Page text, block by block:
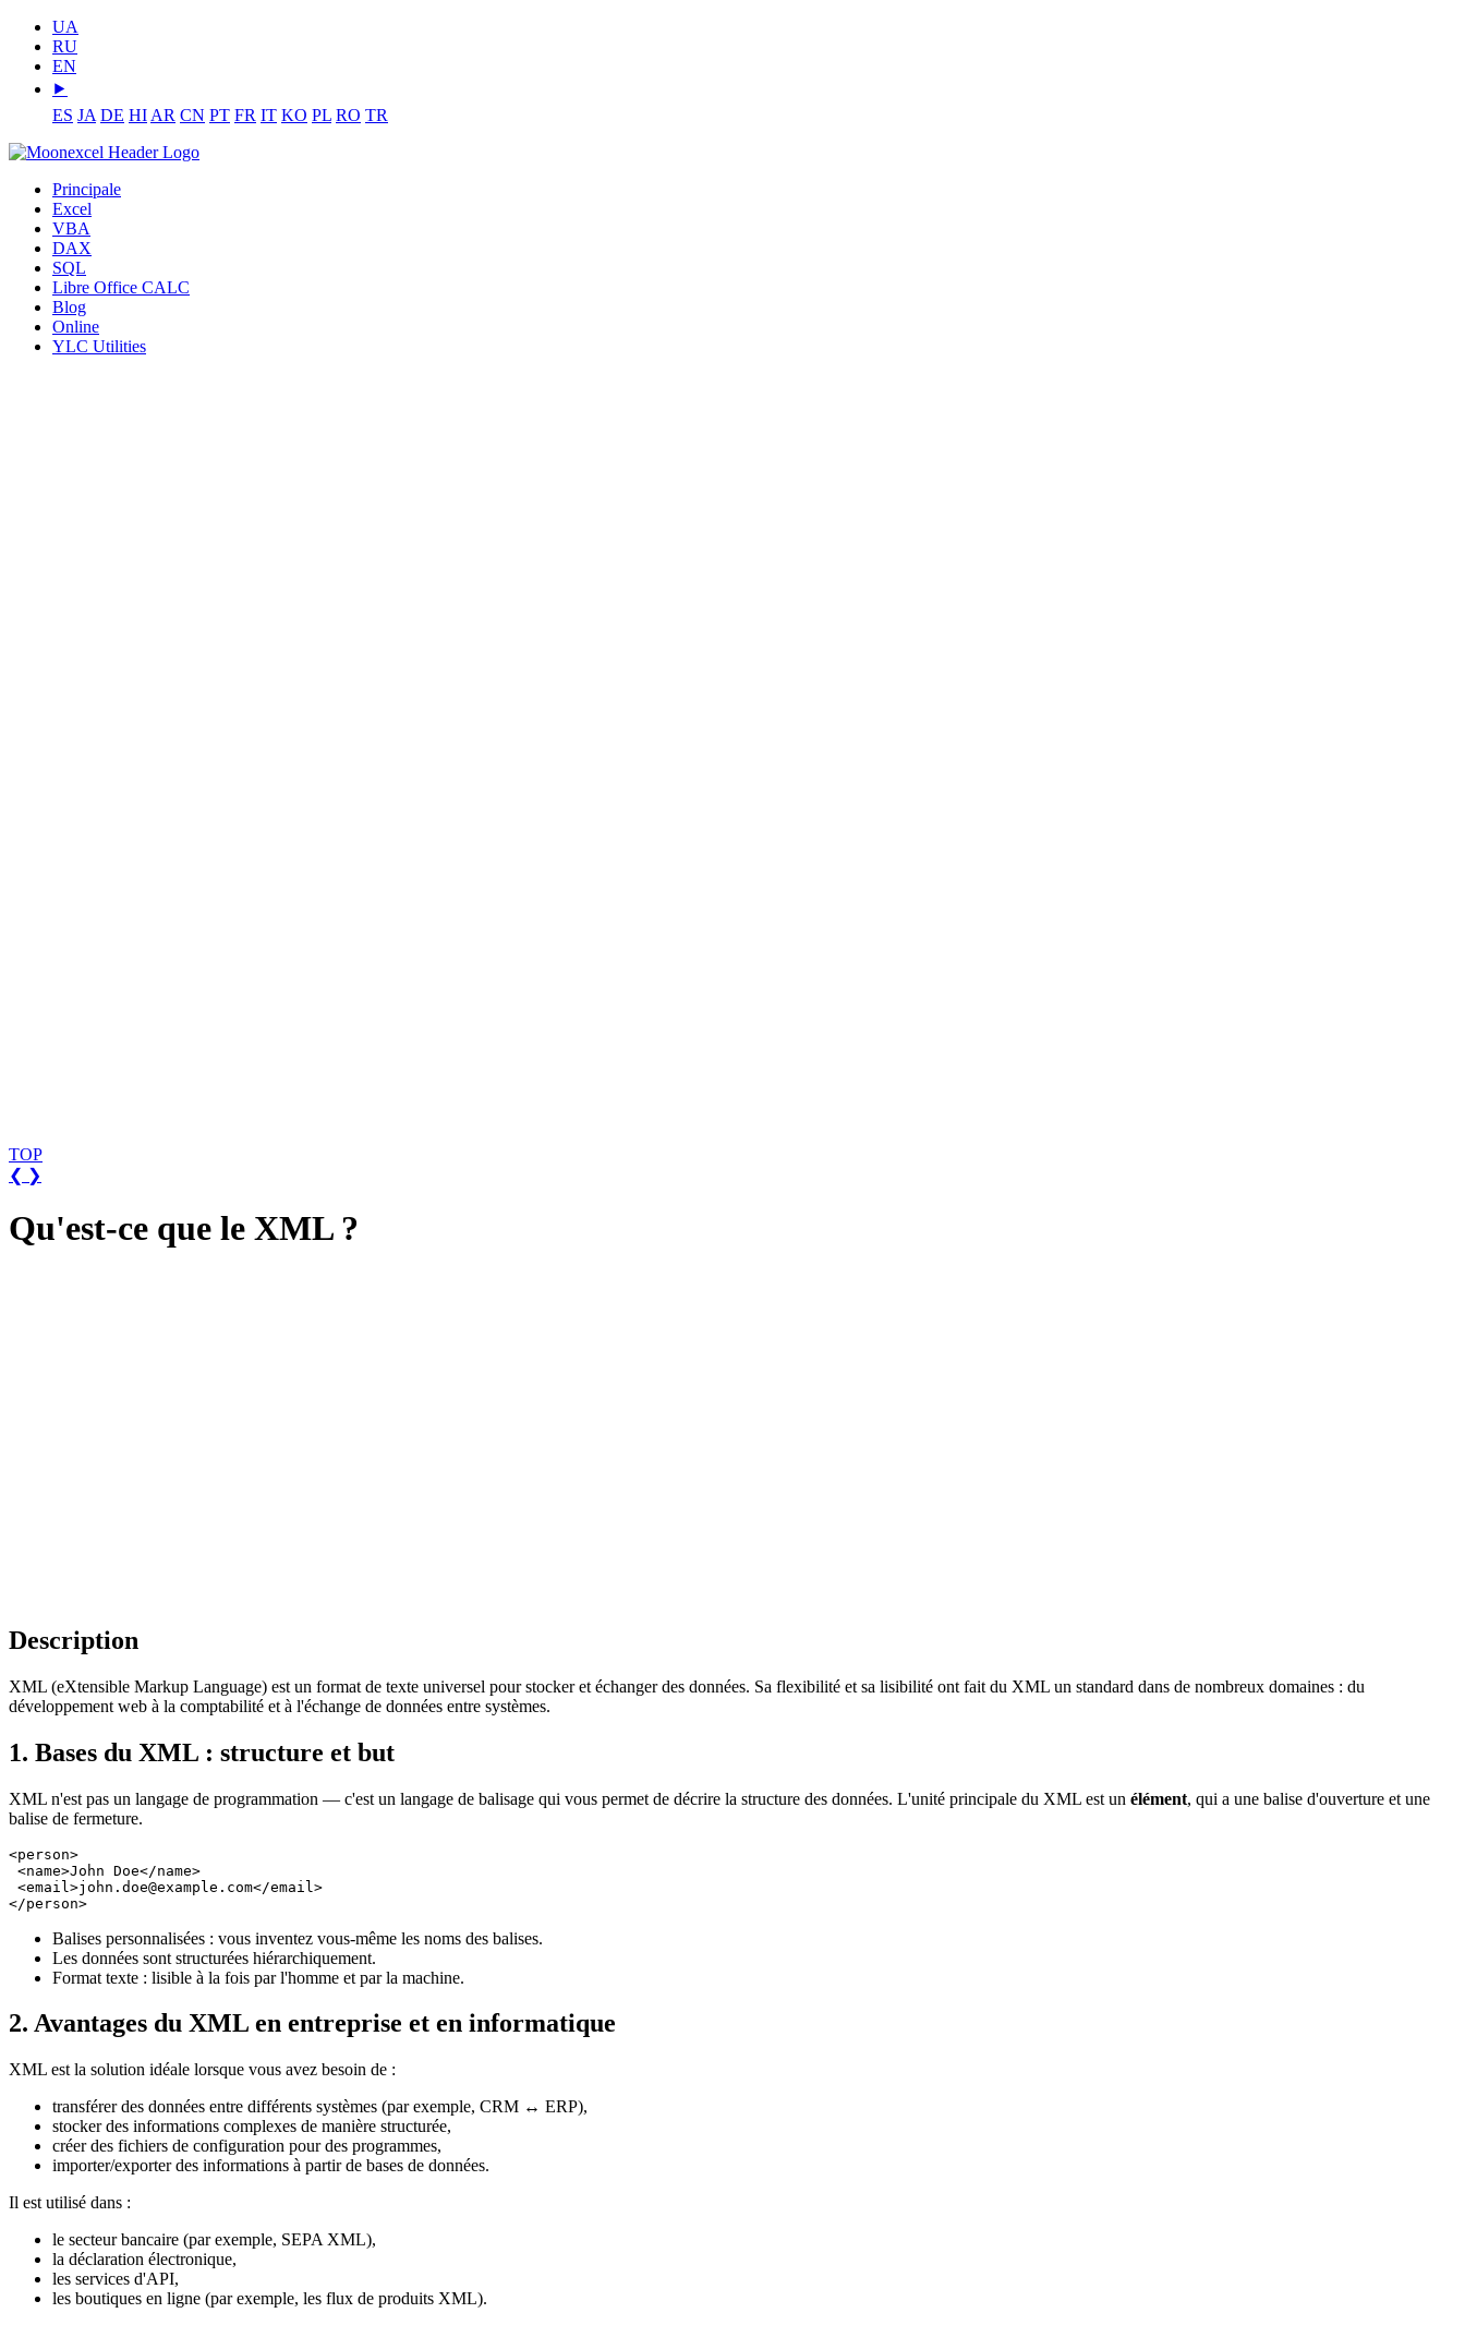
UA
RU
EN
⯈
ES JA DE HI AR CN PT FR IT KO PL RO TR
Principale
Excel
VBA
DAX
SQL
Libre Office CALC
Blog
Online
YLC Utilities
TOP
❮ ❯
Qu'est-ce que le XML ?
Description
XML (eXtensible Markup Language) est un format de texte universel pour stocker et échanger des données. Sa flexibilité et sa lisibilité ont fait du XML un standard dans de nombreux domaines : du
développement web à la comptabilité et à l'échange de données entre systèmes.
1. Bases du XML : structure et but
XML n'est pas un langage de programmation — c'est un langage de balisage qui vous permet de décrire la structure des données. L'unité principale du XML est un élément, qui a une balise d'ouverture et une
balise de fermeture.
<person>
<name>John Doe</name>
<email>john.doe@example.com</email>
Balises personnalisées : vous inventez vous-même les noms des balises.
Les données sont structurées hiérarchiquement.
Format texte : lisible à la fois par l'homme et par la machine.
2. Avantages du XML en entreprise et en informatique
XML est la solution idéale lorsque vous avez besoin de :
transférer des données entre différents systèmes (par exemple, CRM ↔ ERP),
stocker des informations complexes de manière structurée,
créer des fichiers de configuration pour des programmes,
importer/exporter des informations à partir de bases de données.
Il est utilisé dans :
le secteur bancaire (par exemple, SEPA XML),
la déclaration électronique,
les services d'API,
les boutiques en ligne (par exemple, les flux de produits XML).